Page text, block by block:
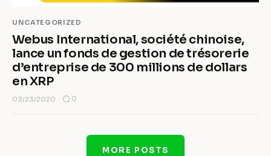
UNCATEGORIZED
Webus International, société chinoise,
lance un fonds de gestion de trésorerie
d’entreprise de 300 millions de dollars
en XRP
03/23/2020 0
MORE POSTS